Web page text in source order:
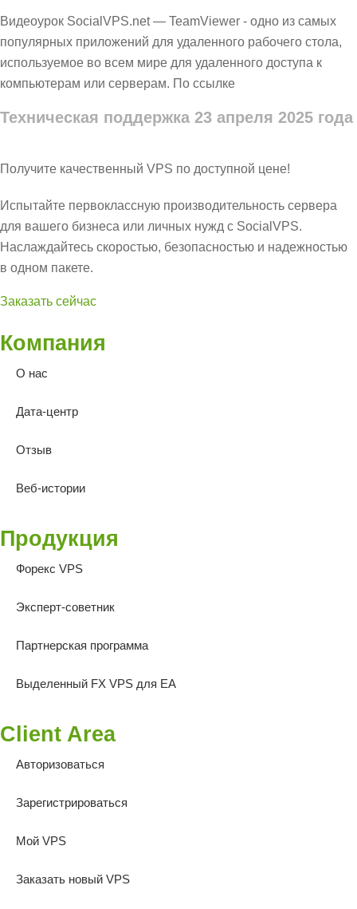
Видеоурок SocialVPS.net — TeamViewer - одно из самых
популярных приложений для удаленного рабочего стола,
используемое во всем мире для удаленного доступа к
компьютерам или серверам. По ссылке
Техническая поддержка 23 апреля 2025 года
Получите качественный VPS по доступной цене!
Испытайте первоклассную производительность сервера
для вашего бизнеса или личных нужд с SocialVPS.
Наслаждайтесь скоростью, безопасностью и надежностью
в одном пакете.
Заказать сейчас
Компания
О нас
Дата-центр
Отзыв
Веб-истории
Продукция
Форекс VPS
Эксперт-советник
Партнерская программа
Выделенный FX VPS для EA
Client Area
Авторизоваться
Зарегистрироваться
Мой VPS
Заказать новый VPS